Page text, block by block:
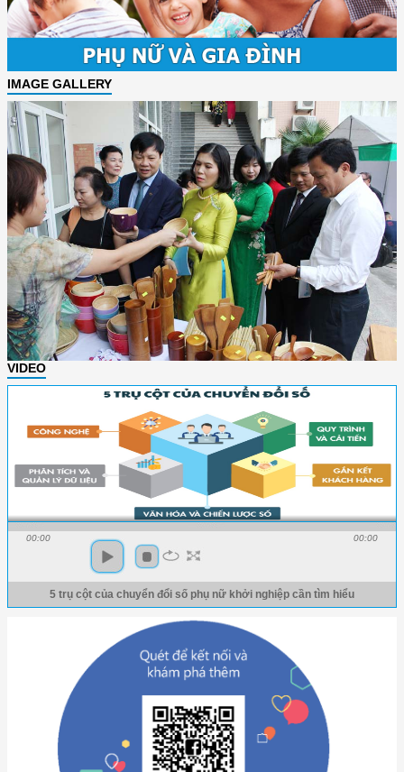
IMAGE GALLERY
VIDEO
00:00 00:00
5 trụ cột của chuyển đổi số phụ nữ khởi nghiệp cần tìm hiểu